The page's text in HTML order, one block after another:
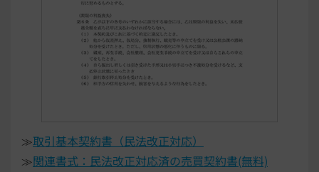
≫取引基本契約書（民法改正対応）
≫関連書式：民法改正対応済の売買契約書(無料)